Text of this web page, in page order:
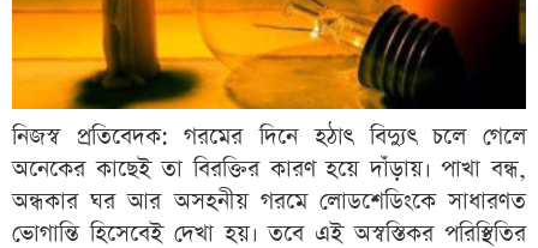
নিজস্ব প্রতিবেদক: গরমের দিনে হঠাৎ বিদ্যুৎ চলে গেলে
অনেকের কাছেই তা বিরক্তির কারণ হয়ে দাঁড়ায়। পাখা বন্ধ,
অন্ধকার ঘর আর অসহনীয় গরমে লোডশেডিংকে সাধারণত
ভোগান্তি হিসেবেই দেখা হয়। তবে এই অস্বস্তিকর পরিস্থিতির